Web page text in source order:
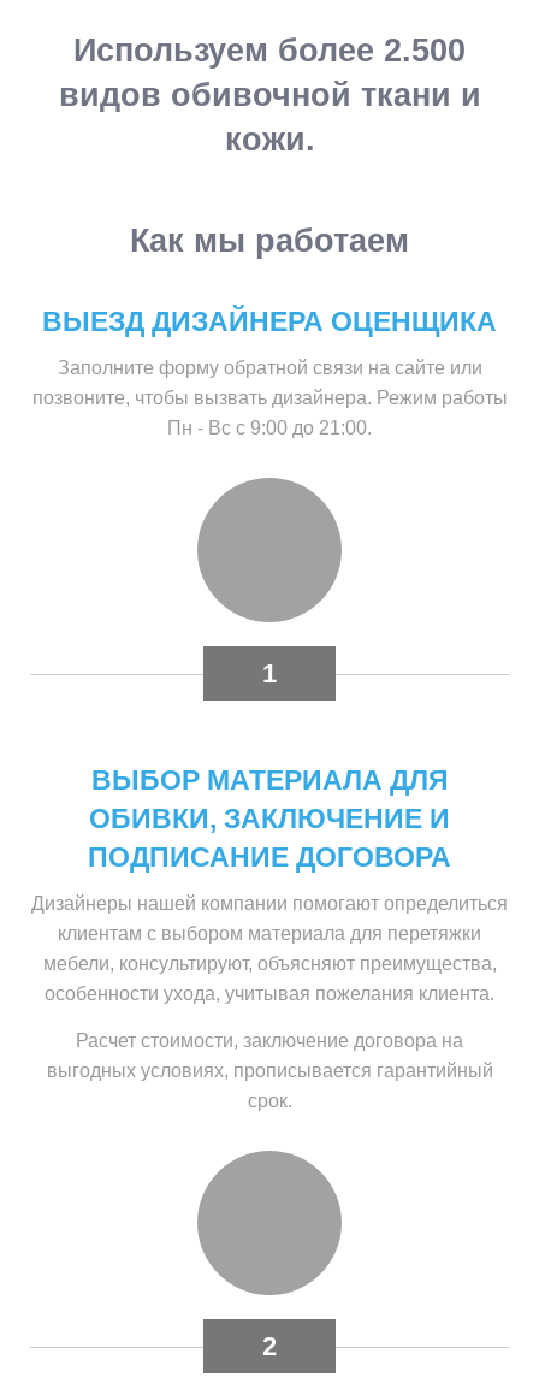
Используем более 2.500
видов обивочной ткани и
кожи.
Как мы работаем
1
ВЫЕЗД ДИЗАЙНЕРА ОЦЕНЩИКА
Заполните форму обратной связи на сайте или
позвоните, чтобы вызвать дизайнера. Режим работы
Пн - Вс с 9:00 до 21:00.
2
ВЫБОР МАТЕРИАЛА ДЛЯ
ОБИВКИ, ЗАКЛЮЧЕНИЕ И
ПОДПИСАНИЕ ДОГОВОРА
Дизайнеры нашей компании помогают определиться
клиентам с выбором материала для перетяжки
мебели, консультируют, объясняют преимущества,
особенности ухода, учитывая пожелания клиента.
Расчет стоимости, заключение договора на
выгодных условиях, прописывается гарантийный
срок.